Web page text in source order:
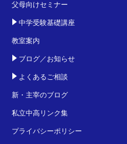
父母向けセミナー
中学受験基礎講座
教室案内
ブログ／お知らせ
よくあるご相談
新・主宰のブログ
私立中高リンク集
プライバシーポリシー